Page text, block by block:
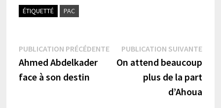
ÉTIQUETTÉ PAC
Navigation
de
PUBLICATION PRÉCÉDENTEPublication
précédente :
Ahmed Abdelkader
face à son destin
PUBLICATION SUIVANTE
On attend beaucoup
plus de la part
d’Ahoua